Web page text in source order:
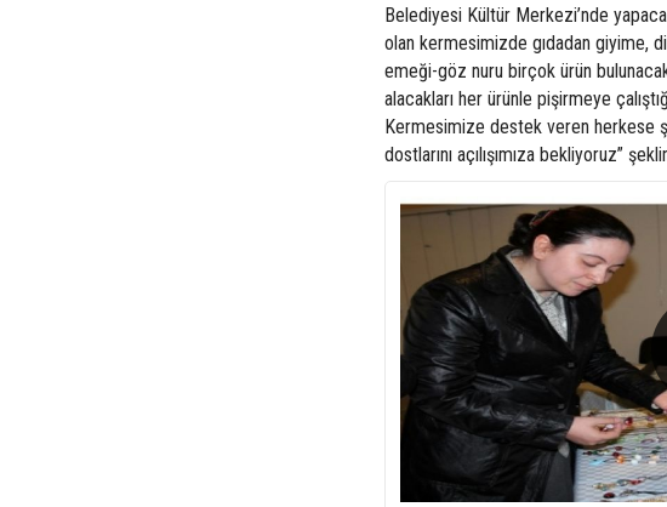
Belediyesi Kültür Merkezi’nde
olan kermesimizde gıdadan giyime,
emeği-göz nuru birçok ürün
alacakları her ürünle pişirmeye
Kermesimize destek veren herkese
dostlarını açılışımıza bekliyoruz”